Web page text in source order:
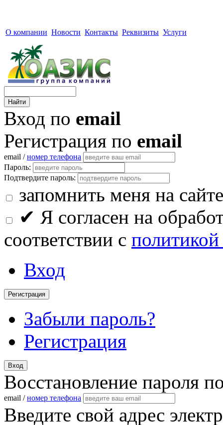
О компании Новости Контакты Реквизиты Услуги
Вход по email
Регистрация по email
email /номер телефона
Пароль:
Подтвердите пароль:
запомнить меня на сайте
✔ Я согласен на
соответствии с
Вход
Регистрация
Забыли пароль?
Регистрация
Вход
Восстановление пароля
email /номер телефона
Введите свой адрес